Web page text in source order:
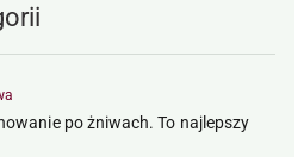
po żniwach. To najlepszy